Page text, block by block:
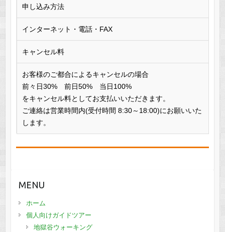
申し込み方法
インターネット・電話・FAX
キャンセル料
お客様のご都合によるキャンセルの場合
前々日30% 前日50% 当日100%
をキャンセル料としてお支払いいただきます。
ご連絡は営業時間内(受付時間 8:30～18:00)にお願いいた
します。
MENU
ホーム
個人向けガイドツアー
地獄谷ウォーキング